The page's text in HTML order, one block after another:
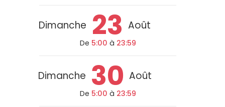
Dimanche 23 Août
De 5:00 à 23:59
Dimanche 30 Août
De 5:00 à 23:59